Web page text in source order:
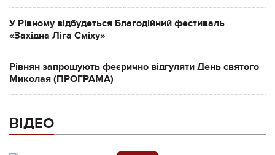
У Рівному відбудеться Благодійний фестиваль
«Західна Ліга Сміху»
Рівнян запрошують феєрично відгуляти День святого
Миколая (ПРОГРАМА)
ВІДЕО